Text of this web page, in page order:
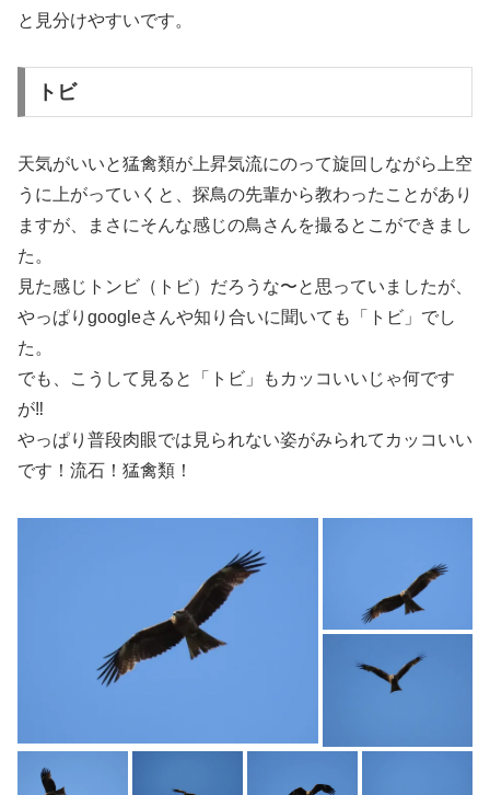
と見分けやすいです。
トビ
天気がいいと猛禽類が上昇気流にのって旋回しながら上空
うに上がっていくと、探鳥の先輩から教わったことがあり
ますが、まさにそんな感じの鳥さんを撮るとこができまし
た。
見た感じトンビ（トビ）だろうな〜と思っていましたが、
やっぱりgoogleさんや知り合いに聞いても「トビ」でし
た。
でも、こうして見ると「トビ」もカッコいいじゃ何です
が‼
やっぱり普段肉眼では見られない姿がみられてカッコいい
です！流石！猛禽類！